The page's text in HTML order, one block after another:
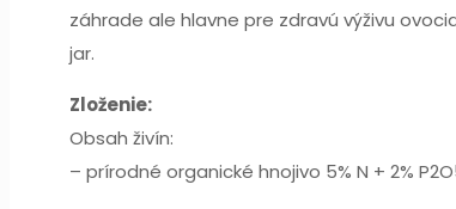
záhrade ale hlavne pre zdravú výživu
jar.
Zloženie:
Obsah živín:
– prírodné organické hnojivo 5% N + 2%